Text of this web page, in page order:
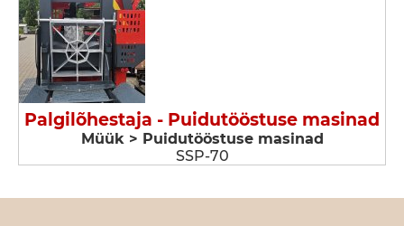
Palgilõhestaja - Puidutööstuse masinad
Müük > Puidutööstuse masinad
SSP-70